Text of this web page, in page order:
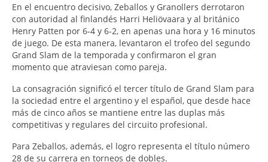
En el encuentro decisivo, Zeballos y Granollers derrotaron
con autoridad al finlandés Harri Heliövaara y al británico
Henry Patten por 6-4 y 6-2, en apenas una hora y 16 minutos
de juego. De esta manera, levantaron el trofeo del segundo
Grand Slam de la temporada y confirmaron el gran
momento que atraviesan como pareja.
La consagración significó el tercer título de Grand Slam para
la sociedad entre el argentino y el español, que desde hace
más de cinco años se mantiene entre las duplas más
competitivas y regulares del circuito profesional.
Para Zeballos, además, el logro representa el título número
28 de su carrera en torneos de dobles.